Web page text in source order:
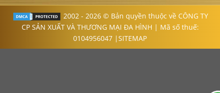
2002 - 2026 © Bản quyền thuộc về CÔNG TY
CP SẢN XUẤT VÀ THƯƠNG MẠI ĐA HÌNH | Mã số thuế:
0104956047 |SITEMAP